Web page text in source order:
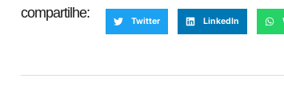
compartilhe: Twitter LinkedIn